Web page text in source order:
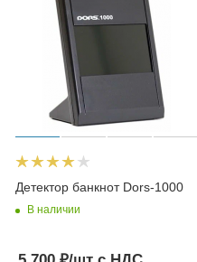
Детектор банкнот Dors-1000
В наличии